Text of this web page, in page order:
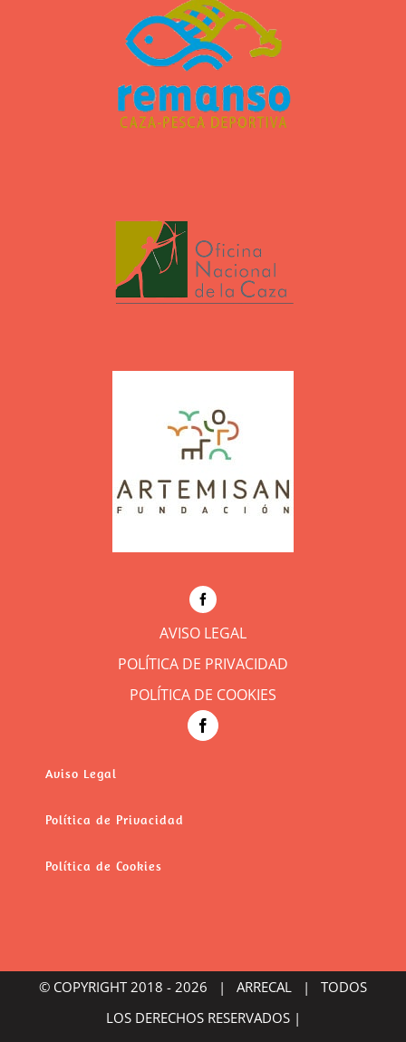
AVISO LEGAL
POLÍTICA DE PRIVACIDAD
POLÍTICA DE COOKIES
Aviso Legal
Política de Privacidad
Política de Cookies
© COPYRIGHT 2018 - 2026 | ARRECAL | TODOS
LOS DERECHOS RESERVADOS |